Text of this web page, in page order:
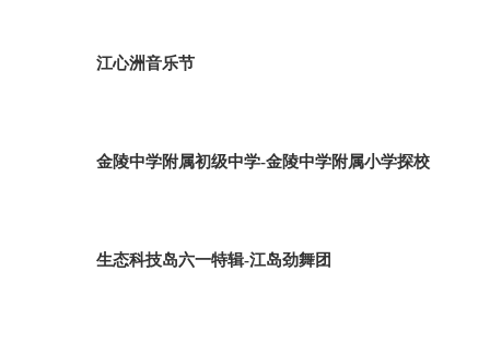
江心洲音乐节
金陵中学附属初级中学-金陵中学附属小学探校
生态科技岛六一特辑-江岛劲舞团